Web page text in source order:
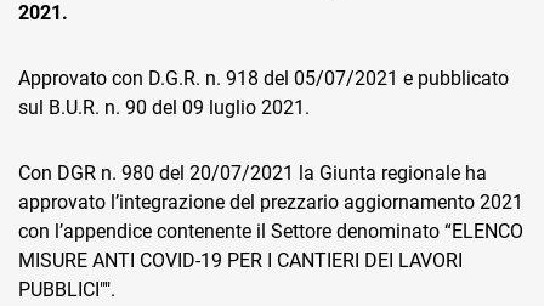
CRM
Ecommerce
Email Marketing
Fatturazione
2021.
Approvato con D.G.R. n. 918 del 05/07/2021 e pubblicato
sul B.U.R. n. 90 del 09 luglio 2021.
Con DGR n. 980 del 20/07/2021 la Giunta regionale ha
approvato l’integrazione del prezzario aggiornamento 2021
con l’appendice contenente il Settore denominato “ELENCO
MISURE ANTI COVID-19 PER I CANTIERI DEI LAVORI
PUBBLICI"".